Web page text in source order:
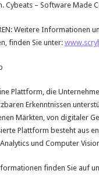
Cybeats – Software Made
Weitere Informationen
finden Sie unter:
Plattform, die
Erkenntnissen
Märkten, von digitaler
Plattform besteht aus
und Computer
finden Sie auf